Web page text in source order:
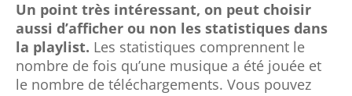
la playlist.Les statistiques comprennent le
nombre de fois qu’une musique a été jouée et
le nombre de téléchargements.Vous pouvez
choisir le volume par défaut du Player.
L’utilisateur pourra toujours baisser ou